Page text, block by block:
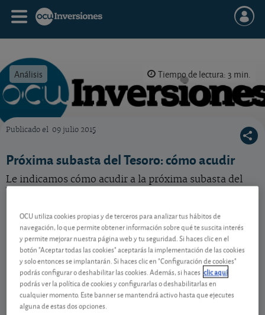
Análisis Tiempo de lectura: 3 min.
Publicado el 09 julio 2015
Próxima subasta del Tesoro: cómo acudir
Le indicamos cómo acudir a la próxima subasta del
Tesoro.
Contenido reservado a SOCIOS
Gestiona tu dinero con visión
experta
y consigue que cada euro trabaje
OCU utiliza cookies propias y de terceros para analizar tus hábitos de
navegación, lo que permite obtener información sobre qué te suscita interés
y permite mejorar nuestra página web y tu seguridad. Si haces clic en el
botón "Aceptar todas las cookies" aceptarás la implementación de las cookies
y solo entonces se implantarán. Si haces clic en "Configuración de cookies"
podrás configurar o deshabilitar las cookies. Además, si haces clic aquí
podrás ver la política de cookies y configurarlas o deshabilitarlas en
cualquier momento. Este banner se mantendrá activo hasta que ejecutes
alguna de estas dos opciones.